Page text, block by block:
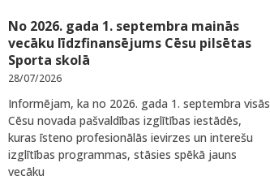
No 2026. gada 1. septembra mainās
vecāku līdzfinansējums Cēsu pilsētas
Sporta skolā
28/07/2026
Informējam, ka no 2026. gada 1. septembra visās
Cēsu novada pašvaldības izglītības iestādēs,
kuras īsteno profesionālās ievirzes un interešu
izglītības programmas, stāsies spēkā jauns
vecāku